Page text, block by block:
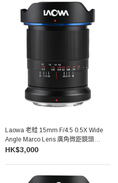
Laowa 老蛙 15mm F/4.5 0.5X Wide
Angle Marco Lens 廣角微距鏡頭
Nikon Z
HK$3,000